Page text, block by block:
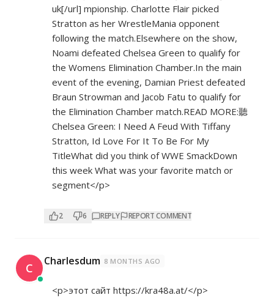
uk[/url] mpionship. Charlotte Flair picked
Stratton as her WrestleMania opponent
following the match.Elsewhere on the show,
Noami defeated Chelsea Green to qualify for
the Womens Elimination Chamber.In the main
event of the evening, Damian Priest defeated
Braun Strowman and Jacob Fatu to qualify for
the Elimination Chamber match.READ MORE:聽
Chelsea Green: I Need A Feud With Tiffany
Stratton, Id Love For It To Be For My
TitleWhat did you think of WWE SmackDown
this week What was your favorite match or
segment</p>
2 6 REPLY REPORT COMMENT
C Charlesdum 8 MONTHS AGO
<p>этот сайт https://kra48a.at/</p>